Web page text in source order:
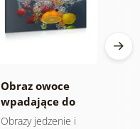
Obraz owoce
wpadające do
wody
Obrazy jedzenie i